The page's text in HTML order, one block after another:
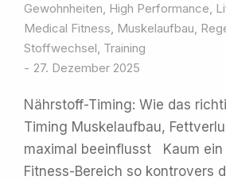
Gewohnheiten, High Performance,
Medical Fitness, Muskelaufbau,
Stoffwechsel, Training
27. Dezember 2025
Nährstoff-Timing: Wie das
Timing Muskelaufbau,
maximal beeinflusst Kaum ein
Fitness-Bereich so kontrovers